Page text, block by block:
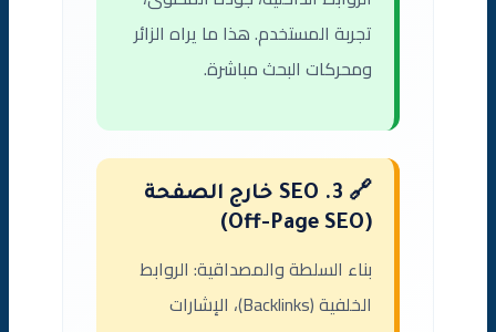
تجربة المستخدم. هذا ما يراه الزائر
ومحركات البحث مباشرة.
🔗 3. SEO خارج الصفحة
(Off-Page SEO)
بناء السلطة والمصداقية: الروابط
الخلفية (Backlinks)، الإشارات